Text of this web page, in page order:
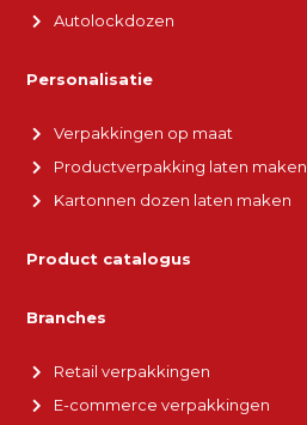
Autolockdozen
Personalisatie
Verpakkingen op maat
Productverpakking laten maken
Kartonnen dozen laten maken
Product catalogus
Branches
Retail verpakkingen
E-commerce verpakkingen